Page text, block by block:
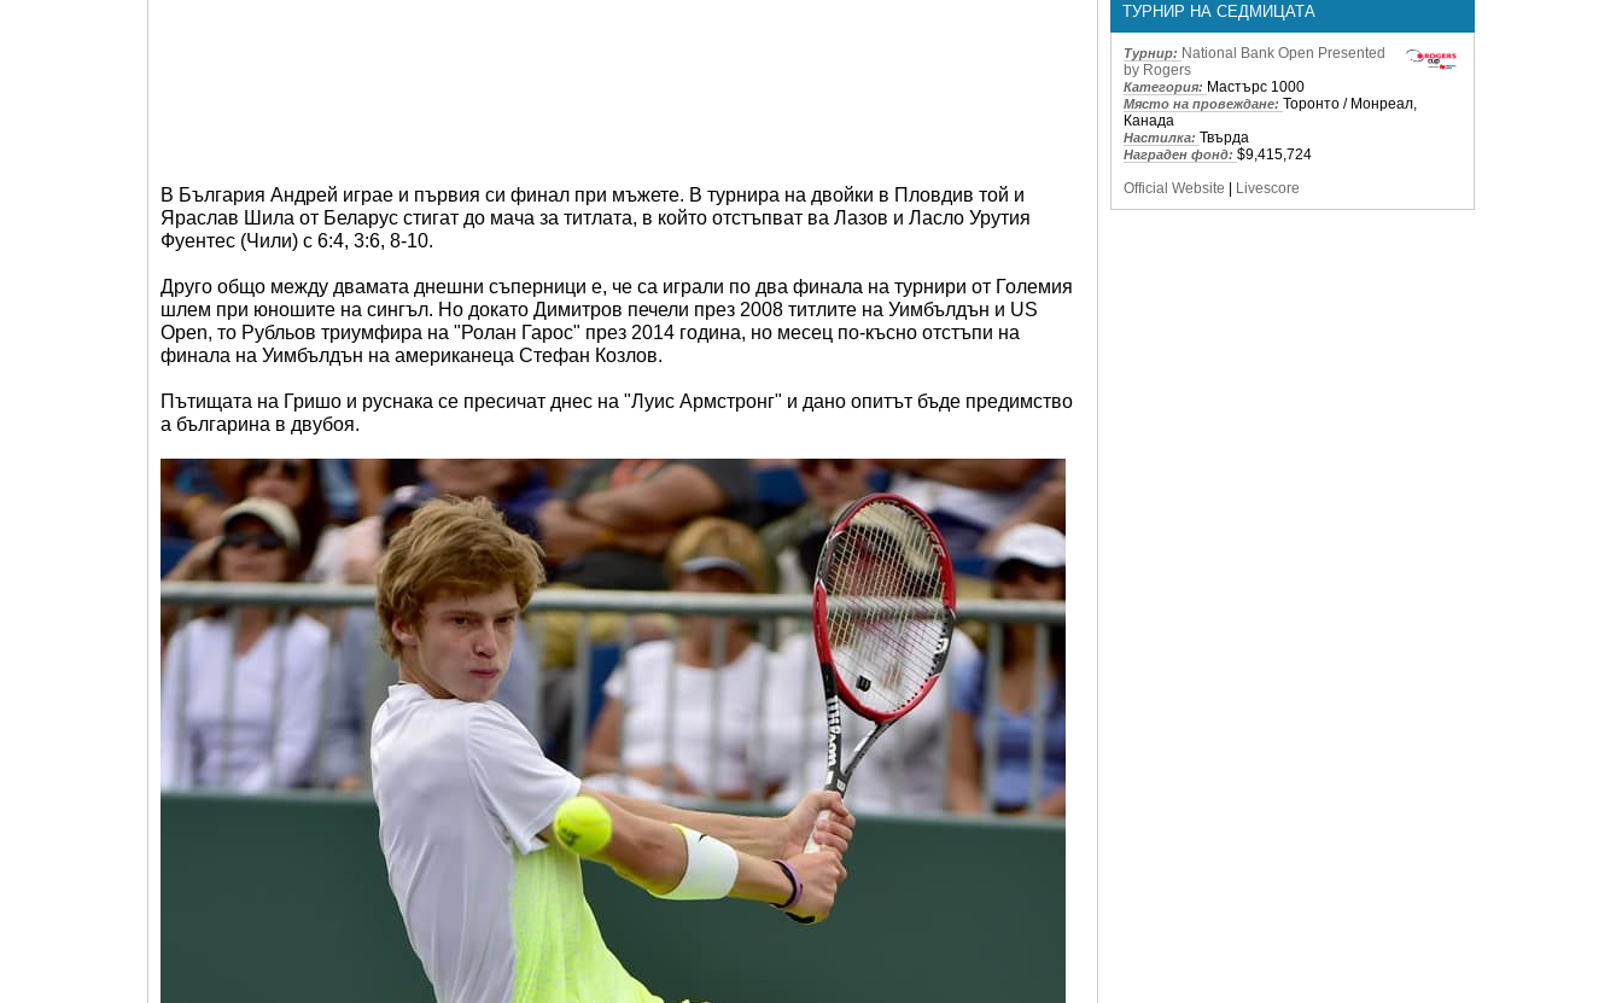
В България Андрей играе и първия си финал при мъжете. В турнира на двойки в Пловдив той и
Яраслав Шила от Беларус стигат до мача за титлата, в който отстъпват ва Лазов и Ласло Урутия
Фуентес (Чили) с 6:4, 3:6, 8-10.
Друго общо между двамата днешни съперници е, че са играли по два финала на турнири от Големия
шлем при юношите на сингъл. Но докато Димитров печели през 2008 титлите на Уимбълдън и US
Open, то Рубльов триумфира на "Ролан Гарос" през 2014 година, но месец по-късно отстъпи на
финала на Уимбълдън на американеца Стефан Козлов.
Пътищата на Гришо и руснака се пресичат днес на "Луис Армстронг" и дано опитът бъде предимство
а българина в двубоя.
ТУРНИР НА СЕДМИЦАТА
Турнир: National Bank Open Presented
by Rogers
Категория: Мастърс 1000
Място на провеждане: Торонто / Монреал,
Канада
Настилка: Твърда
Награден фонд: $9,415,724
Official Website | Livescore